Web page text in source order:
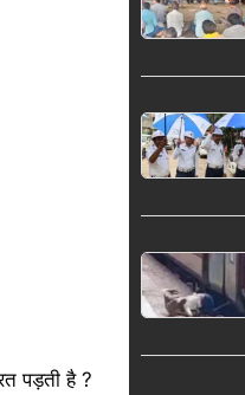
पड़ती है ?